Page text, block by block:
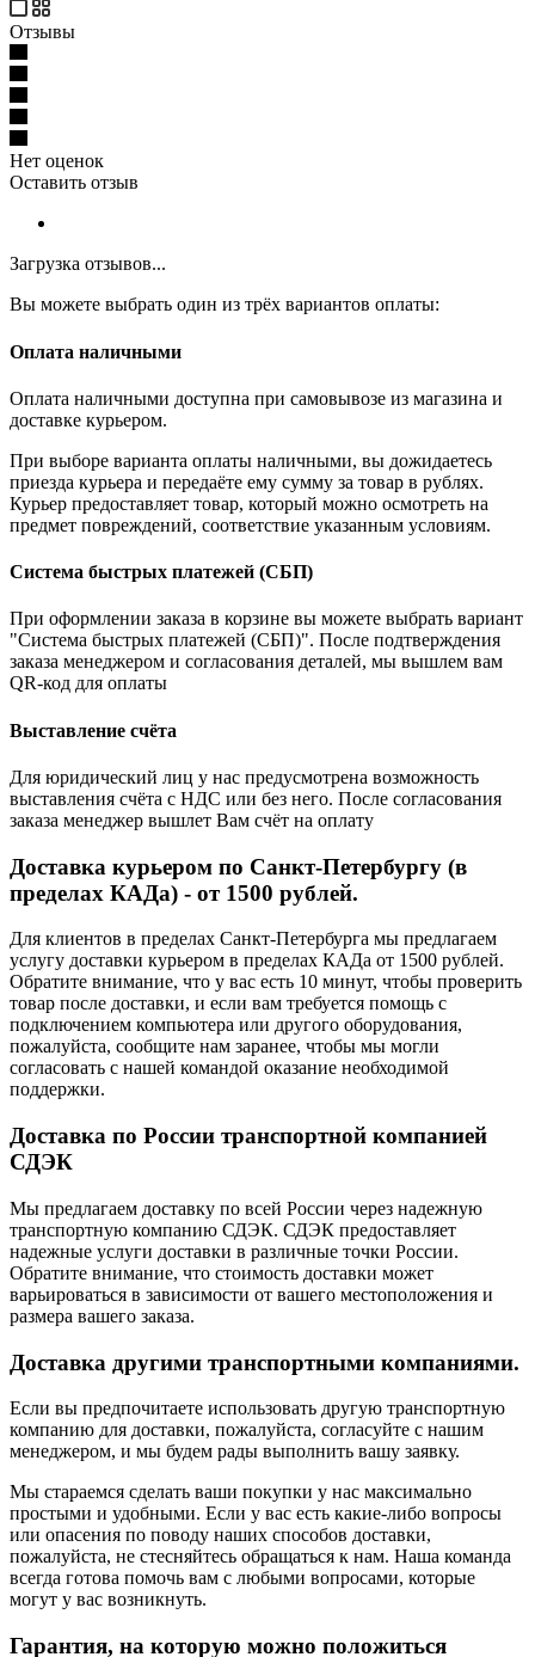
Отзывы
Нет оценок
Оставить отзыв
Загрузка отзывов...
Вы можете выбрать один из трёх вариантов оплаты:
Оплата наличными
Оплата наличными доступна при самовывозе из магазина и
доставке курьером.
При выборе варианта оплаты наличными, вы дожидаетесь
приезда курьера и передаёте ему сумму за товар в рублях.
Курьер предоставляет товар, который можно осмотреть на
предмет повреждений, соответствие указанным условиям.
Система быстрых платежей (СБП)
При оформлении заказа в корзине вы можете выбрать вариант
"Система быстрых платежей (СБП)". После подтверждения
заказа менеджером и согласования деталей, мы вышлем вам
QR-код для оплаты
Выставление счёта
Для юридический лиц у нас предусмотрена возможность
выставления счёта с НДС или без него. После согласования
заказа менеджер вышлет Вам счёт на оплату
Доставка курьером по Санкт-Петербургу (в
пределах КАДа) - от 1500 рублей.
Для клиентов в пределах Санкт-Петербурга мы предлагаем
услугу доставки курьером в пределах КАДа от 1500 рублей.
Обратите внимание, что у вас есть 10 минут, чтобы проверить
товар после доставки, и если вам требуется помощь с
подключением компьютера или другого оборудования,
пожалуйста, сообщите нам заранее, чтобы мы могли
согласовать с нашей командой оказание необходимой
поддержки.
Доставка по России транспортной компанией
СДЭК
Мы предлагаем доставку по всей России через надежную
транспортную компанию СДЭК. СДЭК предоставляет
надежные услуги доставки в различные точки России.
Обратите внимание, что стоимость доставки может
варьироваться в зависимости от вашего местоположения и
размера вашего заказа.
Доставка другими транспортными компаниями.
Если вы предпочитаете использовать другую транспортную
компанию для доставки, пожалуйста, согласуйте с нашим
менеджером, и мы будем рады выполнить вашу заявку.
Мы стараемся сделать ваши покупки у нас максимально
простыми и удобными. Если у вас есть какие-либо вопросы
или опасения по поводу наших способов доставки,
пожалуйста, не стесняйтесь обращаться к нам. Наша команда
всегда готова помочь вам с любыми вопросами, которые
могут у вас возникнуть.
Гарантия, на которую можно положиться